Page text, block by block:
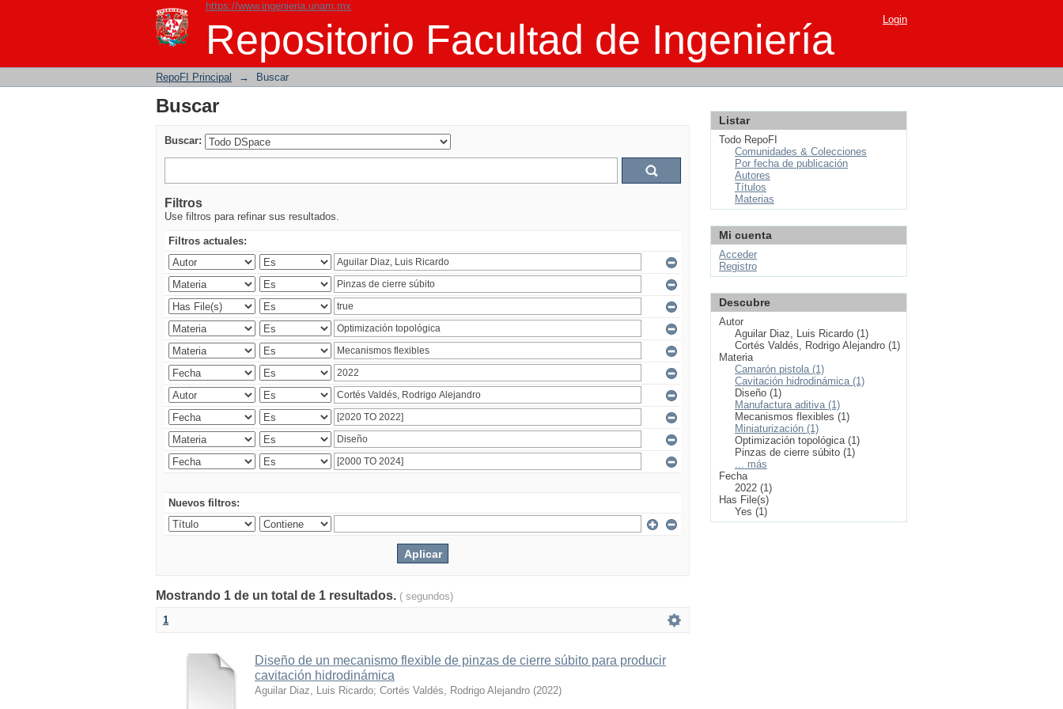
https://www.ingenieria.unam.mx
Repositorio Facultad de Ingeniería
Buscar Login
RepoFI Principal → Buscar
Buscar
Buscar:
Filtros
Use filtros para refinar sus resultados.
Filtros actuales:
Nuevos filtros:
Mostrando 1 de un total de 1 resultados. ( segundos)
1
Diseño de un mecanismo flexible de pinzas de cierre súbito para producir
cavitación hidrodinámica
Aguilar Diaz, Luis Ricardo; Cortés Valdés, Rodrigo Alejandro (2022)
Listar
Todo RepoFI
Comunidades & Colecciones
Por fecha de publicación
Autores
Títulos
Materias
Mi cuenta
Acceder
Registro
Descubre
Autor
Aguilar Diaz, Luis Ricardo (1)
Cortés Valdés, Rodrigo Alejandro (1)
Materia
Camarón pistola (1)
Cavitación hidrodinámica (1)
Diseño (1)
Manufactura aditiva (1)
Mecanismos flexibles (1)
Miniaturización (1)
Optimización topológica (1)
Pinzas de cierre súbito (1)
... más
Fecha
2022 (1)
Has File(s)
Yes (1)